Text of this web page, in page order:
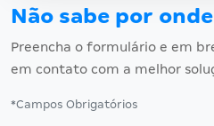
Não sabe por
Preencha o formulário e em
em contato com a melhor
*Campos Obrigatórios